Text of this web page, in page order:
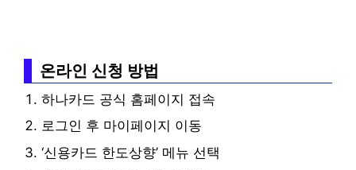
온라인 신청 방법
하나카드 공식 홈페이지 접속
로그인 후 마이페이지 이동
‘신용카드 한도상향’ 메뉴 선택